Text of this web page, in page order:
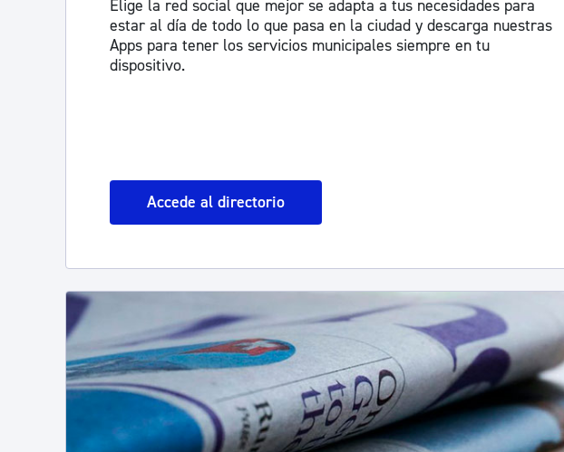
Elige la red social que mejor se adapta a tus necesidades para
estar al día de todo lo que pasa en la ciudad y descarga nuestras
Apps para tener los servicios municipales siempre en tu
dispositivo.
Accede al directorio